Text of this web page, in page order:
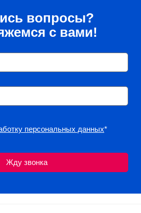
вопросы?
с вами!
персональных данных*